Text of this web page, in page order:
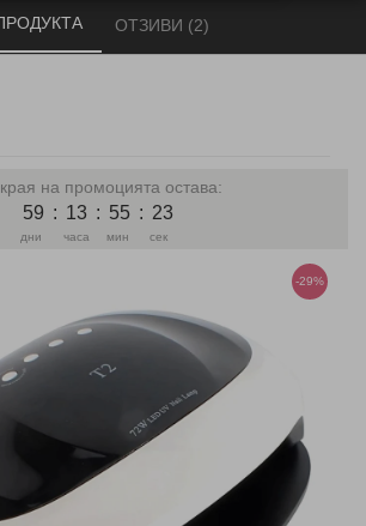
ОТЗИВИ (2)
на промоцията остава:
59
дни
: 13
часа
: 55
мин
: 22
сек
-29%